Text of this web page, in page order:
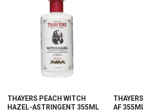
THAYERS PEACH WITCH
HAZEL-ASTRINGENT 355ML
AF